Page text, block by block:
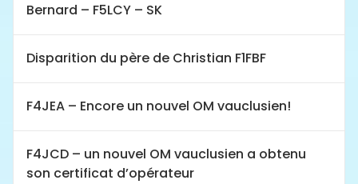
Bernard – F5LCY – SK
Disparition du père de Christian F1FBF
F4JEA – Encore un nouvel OM vauclusien!
F4JCD – un nouvel OM vauclusien a obtenu
son certificat d’opérateur